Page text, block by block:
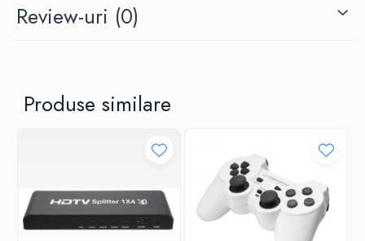
Review-uri (0)
Produse similare